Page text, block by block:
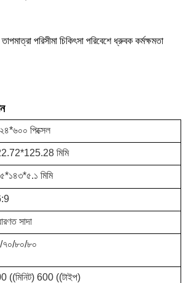
পরিসীমা চিকিৎসা পরিবেশে ধ্রুবক কর্মক্ষমতা
পিক্সেল
মিমি
মিমি
সাদা
৭০/৮০/৮০
((মিনিট) 600 ((টাইপ)